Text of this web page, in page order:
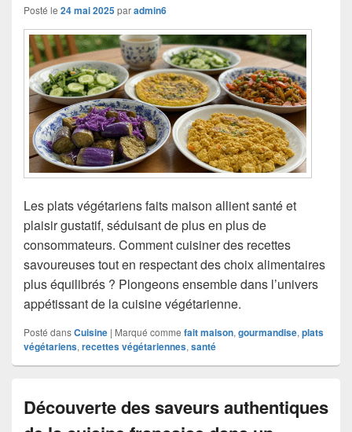
Posté le 24 mai 2025paradmin6
Les plats végétariens faits maison allient santé et
plaisir gustatif, séduisant de plus en plus de
consommateurs. Comment cuisiner des recettes
savoureuses tout en respectant des choix alimentaires
plus équilibrés ? Plongeons ensemble dans l’univers
appétissant de la cuisine végétarienne.
Posté dansCuisine | Marqué comme fait maison, gourmandise, plats
végétariens, recettes végétariennes, santé
Découverte des saveurs authentiques